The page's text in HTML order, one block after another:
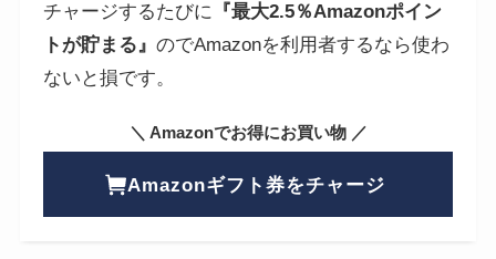
チャージするたびに 『最大2.5％Amazonポイン
トが貯まる』のでAmazonを利用者するなら使わ
ないと損です。
＼ Amazonでお得にお買い物 ／
Amazonギフト券をチャージ